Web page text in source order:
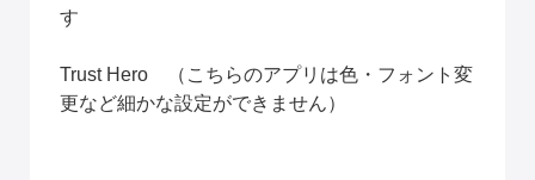
す
Trust Hero （こちらのアプリは色・フォント変
更など細かな設定ができません）